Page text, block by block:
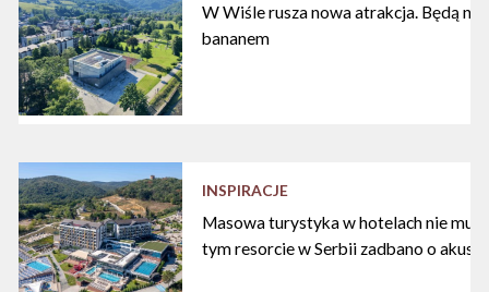
W Wiśle rusza nowa atrakcja. Będą
bananem
INSPIRACJE
Masowa turystyka w hotelach nie musi
tym resorcie w Serbii zadbano o